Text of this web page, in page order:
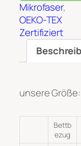
Mikrofaser
OEKO-TEX
Zertifiziert
unsere
Bettb
ezug